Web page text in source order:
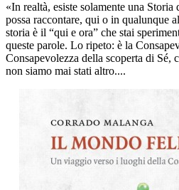
«In realtà, esiste solamente una Storia
possa raccontare, qui o in qualunque
storia è il “qui e ora” che stai
queste parole. Lo ripeto: è la
Consapevolezza della scoperta di Sé,
non siamo mai stati altro....